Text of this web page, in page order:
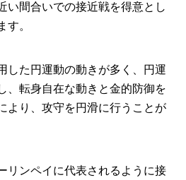
い間合いでの接近戦を得意とし
す。
した円運動の動きが多く、円運
、転身自在な動きと金的防御を
より、攻守を円滑に行うことが
リンペイに代表されるように接